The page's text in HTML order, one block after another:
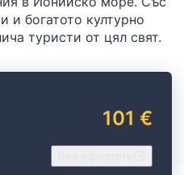
и богатото културно
туристи от цял свят.
101 €